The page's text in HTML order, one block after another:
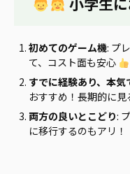
初めてのゲーム機: プ
て、コスト面も安心
すでに経験あり、本
おすすめ！長期的に
両方の良いとこどり:
に移行するのもアリ！